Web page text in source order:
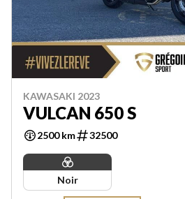
KAWASAKI 2023
VULCAN 650 S
2500 km 32500
Noir